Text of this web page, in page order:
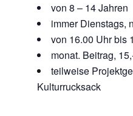
von 8 – 14 Jahren
immer Dienstags,
von 16.00 Uhr bis
monat. Beitrag,
teilweise
Kulturrucksack